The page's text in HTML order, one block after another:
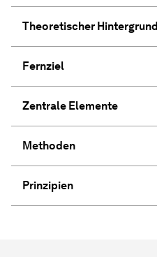
Theoretischer Hintergrund
Fernziel
Zentrale Elemente
Methoden
Prinzipien